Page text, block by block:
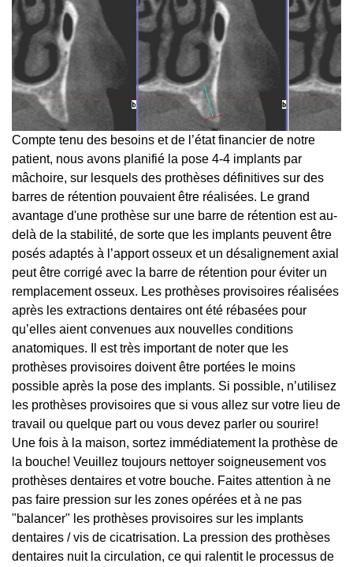
Compte tenu des besoins et de l’état financier de notre
patient, nous avons planifié la pose 4-4 implants par
mâchoire, sur lesquels des prothèses définitives sur des
barres de rétention pouvaient être réalisées. Le grand
avantage d'une prothèse sur une barre de rétention est au-
delà de la stabilité, de sorte que les implants peuvent être
posés adaptés à l’apport osseux et un désalignement axial
peut être corrigé avec la barre de rétention pour éviter un
remplacement osseux. Les prothèses provisoires réalisées
après les extractions dentaires ont été rébasées pour
qu’elles aient convenues aux nouvelles conditions
anatomiques. Il est très important de noter que les
prothèses provisoires doivent être portées le moins
possible après la pose des implants. Si possible, n’utilisez
les prothèses provisoires que si vous allez sur votre lieu de
travail ou quelque part ou vous devez parler ou sourire!
Une fois à la maison, sortez immédiatement la prothèse de
la bouche! Veuillez toujours nettoyer soigneusement vos
prothèses dentaires et votre bouche. Faites attention à ne
pas faire pression sur les zones opérées et à ne pas
"balancer" les prothèses provisoires sur les implants
dentaires / vis de cicatrisation. La pression des prothèses
dentaires nuit la circulation, ce qui ralentit le processus de